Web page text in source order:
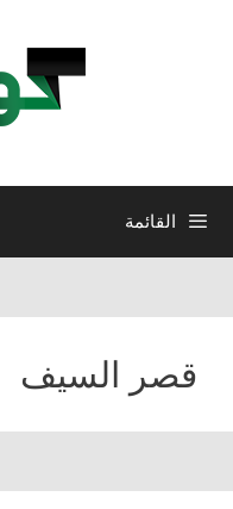
القائمة
قصر السيف